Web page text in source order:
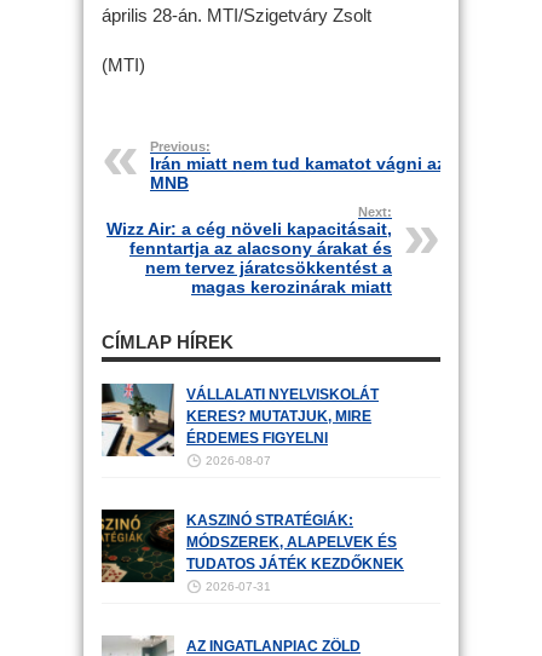
április 28-án. MTI/Szigetváry Zsolt
(MTI)
Previous:
Irán miatt nem tud kamatot vágni az
MNB
Next:
Wizz Air: a cég növeli kapacitásait,
fenntartja az alacsony árakat és
nem tervez járatcsökkentést a
magas kerozinárak miatt
CÍMLAP HÍREK
VÁLLALATI NYELVISKOLÁT
KERES? MUTATJUK, MIRE
ÉRDEMES FIGYELNI
2026-08-07
KASZINÓ STRATÉGIÁK:
MÓDSZEREK, ALAPELVEK ÉS
TUDATOS JÁTÉK KEZDŐKNEK
2026-07-31
AZ INGATLANPIAC ZÖLD